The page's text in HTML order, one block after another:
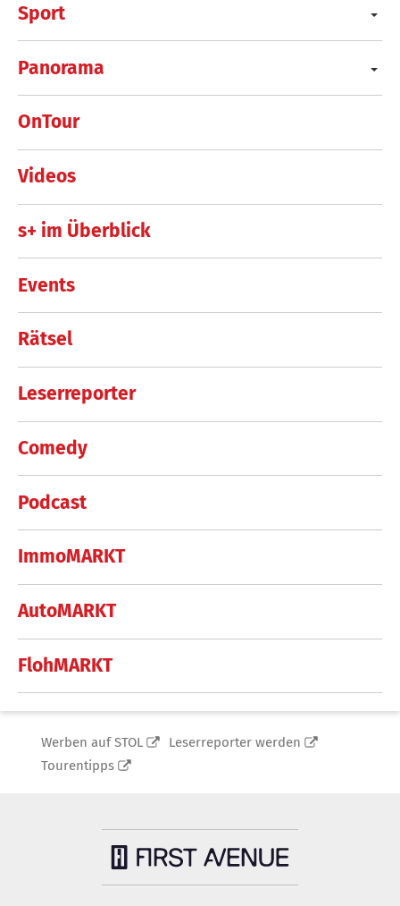
Sport
Panorama
OnTour
Videos
s+ im Überblick
Events
Rätsel
Leserreporter
Comedy
Podcast
ImmoMARKT
AutoMARKT
FlohMARKT
Werben auf STOL
Leserreporter werden
Tourentipps